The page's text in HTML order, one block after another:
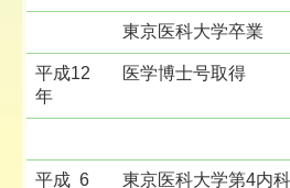
東京医科大学卒業
平成12
年
医学博士号取得
平成 6
東京医科大学第4内